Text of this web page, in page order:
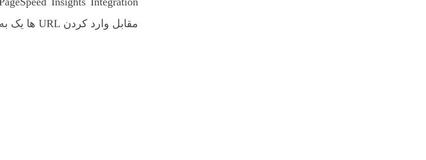
مقابل وارد کردن URL ها یک به یک در ابزار مرورگر PageSpeed Insights دسترسی پیدا کنید.